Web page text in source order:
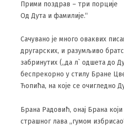
Прими поздрав – три порције
Од Дута и фамилије.“
Сачувано је много оваквих
другарских, и разумљиво
забринутих („да л` одшета до
беспрекорно у стилу Бране
Ћопића, на које се очигледно
Брана Радовић, онај Брана који
страшног лава „гумом